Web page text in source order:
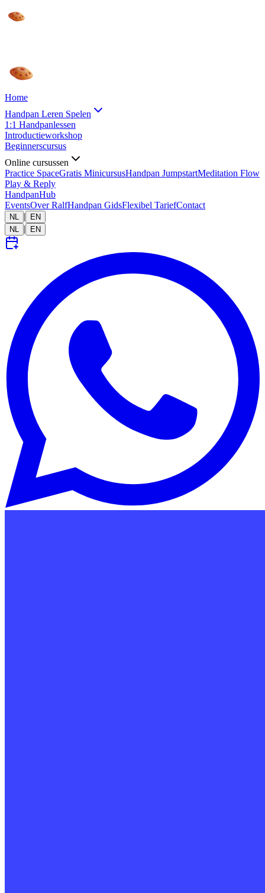
Home
Handpan Leren Spelen
1:1 Handpanlessen
Introductieworkshop
Beginnerscursus
Online cursussen
Practice SpaceGratis MinicursusHandpan JumpstartMeditation Flow
Play & Reply
HandpanHub
EventsOver RalfHandpan GidsFlexibel TariefContact
NL |
EN
NL | EN